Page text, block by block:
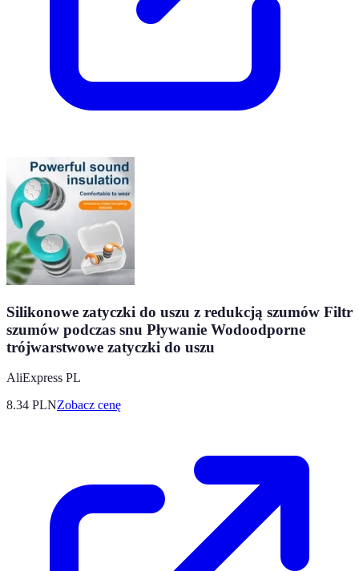
Silikonowe zatyczki do uszu z redukcją szumów Filtr
szumów podczas snu Pływanie Wodoodporne
trójwarstwowe zatyczki do uszu
AliExpress PL
8.34 PLNZobacz cenę